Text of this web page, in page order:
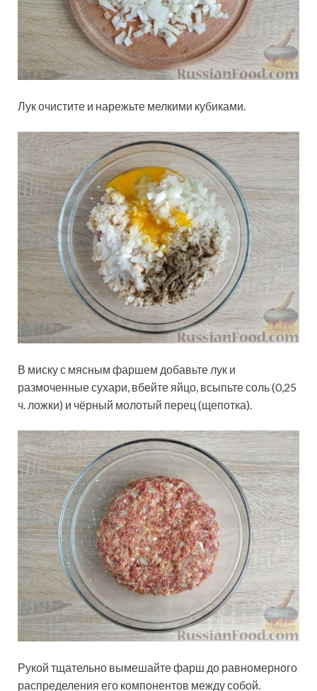
Лук очистите и нарежьте мелкими кубиками.
В миску с мясным фаршем добавьте лук и
размоченные сухари, вбейте яйцо, всыпьте соль (0,25
ч. ложки) и чёрный молотый перец (щепотка).
Рукой тщательно вымешайте фарш до равномерного
распределения его компонентов между собой.